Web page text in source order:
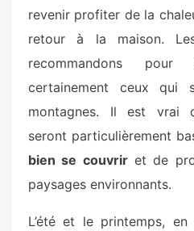
revenir profiter de la
retour à la maison.
recommandons
certainement ceux qui
montagnes. Il est vrai
seront particulièrement
bien se couvriret de
paysages environnants.
L’été et le printemps,